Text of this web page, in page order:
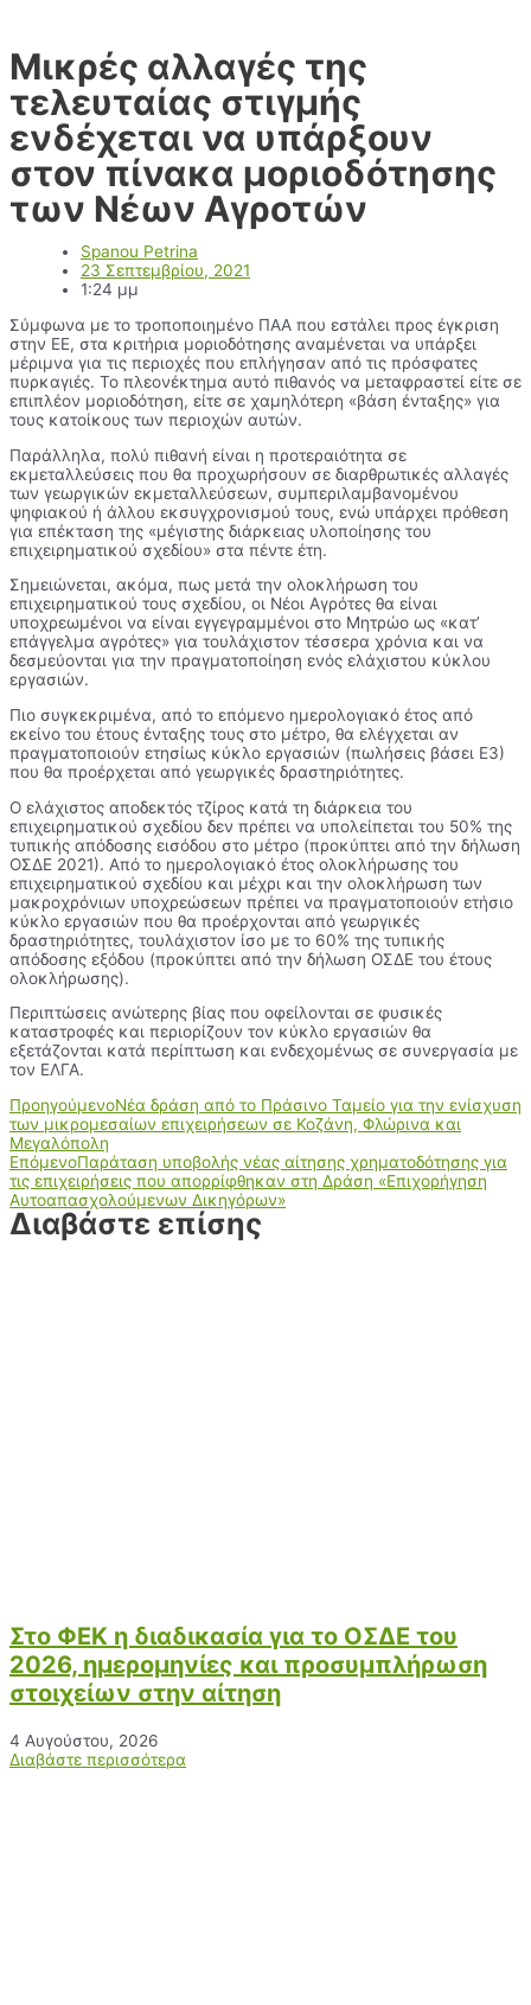
Μικρές αλλαγές της
τελευταίας στιγμής
ενδέχεται να υπάρξουν
στον πίνακα μοριοδότησης
των Νέων Αγροτών
Spanou Petrina
23 Σεπτεμβρίου, 2021
1:24 μμ
Σύμφωνα με το τροποποιημένο ΠΑΑ που εστάλει προς έγκριση
στην ΕΕ, στα κριτήρια μοριοδότησης αναμένεται να υπάρξει
μέριμνα για τις περιοχές που επλήγησαν από τις πρόσφατες
πυρκαγιές. Το πλεονέκτημα αυτό πιθανός να μεταφραστεί είτε σε
επιπλέον μοριοδότηση, είτε σε χαμηλότερη «βάση ένταξης» για
τους κατοίκους των περιοχών αυτών.
Παράλληλα, πολύ πιθανή είναι η προτεραιότητα σε
εκμεταλλεύσεις που θα προχωρήσουν σε διαρθρωτικές αλλαγές
των γεωργικών εκμεταλλεύσεων, συμπεριλαμβανομένου
ψηφιακού ή άλλου εκσυγχρονισμού τους, ενώ υπάρχει πρόθεση
για επέκταση της «μέγιστης διάρκειας υλοποίησης του
επιχειρηματικού σχεδίου» στα πέντε έτη.
Σημειώνεται, ακόμα, πως μετά την ολοκλήρωση του
επιχειρηματικού τους σχεδίου, οι Νέοι Αγρότες θα είναι
υποχρεωμένοι να είναι εγγεγραμμένοι στο Μητρώο ως «κατ’
επάγγελμα αγρότες» για τουλάχιστον τέσσερα χρόνια και να
δεσμεύονται για την πραγματοποίηση ενός ελάχιστου κύκλου
εργασιών.
Πιο συγκεκριμένα, από το επόμενο ημερολογιακό έτος από
εκείνο του έτους ένταξης τους στο μέτρο, θα ελέγχεται αν
πραγματοποιούν ετησίως κύκλο εργασιών (πωλήσεις βάσει Ε3)
που θα προέρχεται από γεωργικές δραστηριότητες.
Ο ελάχιστος αποδεκτός τζίρος κατά τη διάρκεια του
επιχειρηματικού σχεδίου δεν πρέπει να υπολείπεται του 50% της
τυπικής απόδοσης εισόδου στο μέτρο (προκύπτει από την δήλωση
ΟΣΔΕ 2021). Από το ημερολογιακό έτος ολοκλήρωσης του
επιχειρηματικού σχεδίου και μέχρι και την ολοκλήρωση των
μακροχρόνιων υποχρεώσεων πρέπει να πραγματοποιούν ετήσιο
κύκλο εργασιών που θα προέρχονται από γεωργικές
δραστηριότητες, τουλάχιστον ίσο με το 60% της τυπικής
απόδοσης εξόδου (προκύπτει από την δήλωση ΟΣΔΕ του έτους
ολοκλήρωσης).
Περιπτώσεις ανώτερης βίας που οφείλονται σε φυσικές
καταστροφές και περιορίζουν τον κύκλο εργασιών θα
εξετάζονται κατά περίπτωση και ενδεχομένως σε συνεργασία με
τον ΕΛΓΑ.
ΠροηγούμενοΝέα δράση από το Πράσινο Ταμείο για την ενίσχυση
των μικρομεσαίων επιχειρήσεων σε Κοζάνη, Φλώρινα και
Μεγαλόπολη
ΕπόμενοΠαράταση υποβολής νέας αίτησης χρηματοδότησης για
τις επιχειρήσεις που απορρίφθηκαν στη Δράση «Επιχορήγηση
Αυτοαπασχολούμενων Δικηγόρων»
Διαβάστε επίσης
Στο ΦΕΚ η διαδικασία για το ΟΣΔΕ του
2026, ημερομηνίες και προσυμπλήρωση
στοιχείων στην αίτηση
4 Αυγούστου, 2026
Διαβάστε περισσότερα